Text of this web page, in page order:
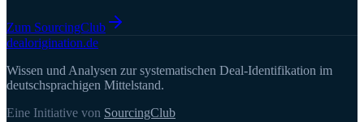
Zum SourcingClub
dealorigination.de
Wissen und Analysen zur systematischen Deal-Identifikation im
deutschsprachigen Mittelstand.
Eine Initiative von SourcingClub